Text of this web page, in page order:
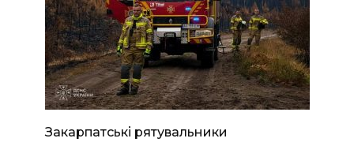
Закарпатські рятувальники